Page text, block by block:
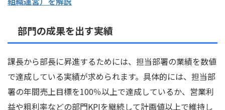
部門の成果を出す実績
課長から部長に昇進するためには、担当部署の業績を数値
で達成している実績が求められます。具体的には、担当部
署の年間売上目標を100％以上で達成しているか、営業利
益や粗利率などの部門KPIを継続して計画値以上で維持し